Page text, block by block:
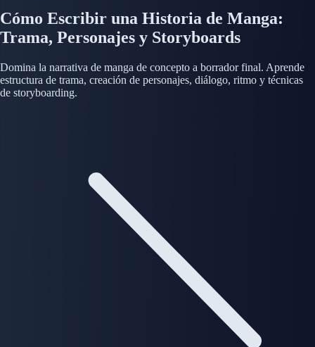
Cómo Escribir una Historia de Manga:
Trama, Personajes y Storyboards
Domina la narrativa de manga de concepto a borrador final. Aprende
estructura de trama, creación de personajes, diálogo, ritmo y técnicas
de storyboarding.